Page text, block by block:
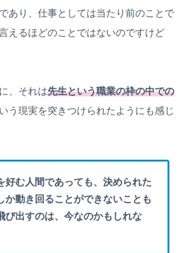
あり、仕事としては当たり前のことで
えるほどのことではないのですけど
、それは先生という職業の枠の中での
う現実を突きつけられたようにも感じ
好む人間であっても、決められた
か動き回ることができないことも
び出すのは、今なのかもしれな